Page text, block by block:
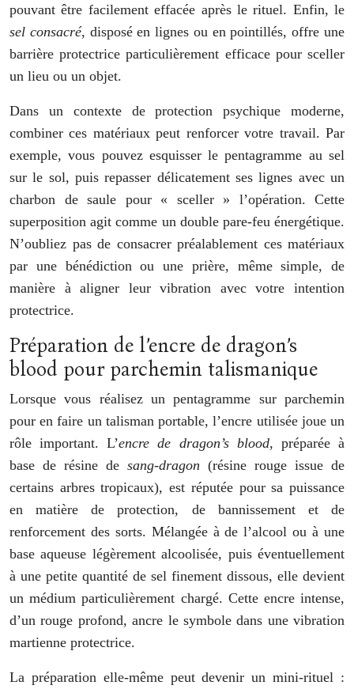
pouvant être facilement effacée après le rituel. Enfin, le
sel consacré, disposé en lignes ou en pointillés, offre une
barrière protectrice particulièrement efficace pour sceller
un lieu ou un objet.
Dans un contexte de protection psychique moderne,
combiner ces matériaux peut renforcer votre travail. Par
exemple, vous pouvez esquisser le pentagramme au sel
sur le sol, puis repasser délicatement ses lignes avec un
charbon de saule pour « sceller » l’opération. Cette
superposition agit comme un double pare-feu énergétique.
N’oubliez pas de consacrer préalablement ces matériaux
par une bénédiction ou une prière, même simple, de
manière à aligner leur vibration avec votre intention
protectrice.
Préparation de l’encre de dragon’s
blood pour parchemin talismanique
Lorsque vous réalisez un pentagramme sur parchemin
pour en faire un talisman portable, l’encre utilisée joue un
rôle important. L’encre de dragon’s blood, préparée à
base de résine de sang-dragon (résine rouge issue de
certains arbres tropicaux), est réputée pour sa puissance
en matière de protection, de bannissement et de
renforcement des sorts. Mélangée à de l’alcool ou à une
base aqueuse légèrement alcoolisée, puis éventuellement
à une petite quantité de sel finement dissous, elle devient
un médium particulièrement chargé. Cette encre intense,
d’un rouge profond, ancre le symbole dans une vibration
martienne protectrice.
La préparation elle-même peut devenir un mini-rituel :